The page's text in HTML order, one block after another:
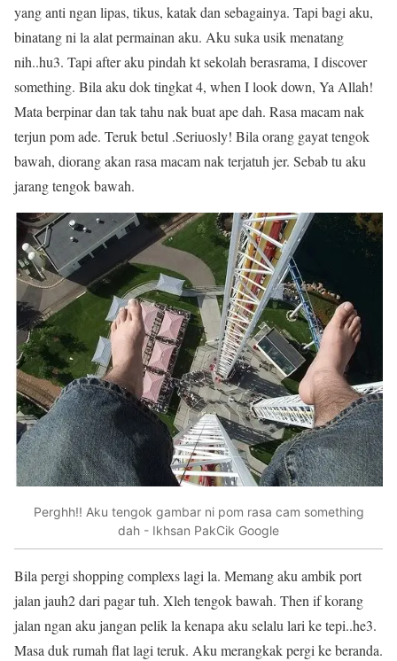
yang anti ngan lipas, tikus, katak dan sebagainya. Tapi bagi aku,
binatang ni la alat permainan aku. Aku suka usik menatang
nih..hu3. Tapi after aku pindah kt sekolah berasrama, I discover
something. Bila aku dok tingkat 4, when I look down, Ya Allah!
Mata berpinar dan tak tahu nak buat ape dah. Rasa macam nak
terjun pom ade. Teruk betul .Seriuosly! Bila orang gayat tengok
bawah, diorang akan rasa macam nak terjatuh jer. Sebab tu aku
jarang tengok bawah.
Perghh!! Aku tengok gambar ni pom rasa cam something
dah - Ikhsan PakCik Google
Bila pergi shopping complexs lagi la. Memang aku ambik port
jalan jauh2 dari pagar tuh. Xleh tengok bawah. Then if korang
jalan ngan aku jangan pelik la kenapa aku selalu lari ke tepi..he3.
Masa duk rumah flat lagi teruk. Aku merangkak pergi ke beranda.